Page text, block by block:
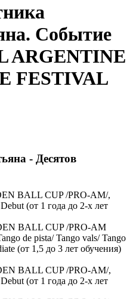
Событие
ARGENTINE
FESTIVAL
- Десятов
BALL CUP /PRO-AM/,
(от 1 года до 2-х лет
BALL CUP /PRO-AM
de pista/ Tango vals/ Tango
(от 1,5 до 3 лет обучения)
BALL CUP /PRO-AM/,
(от 1 года до 2-х лет